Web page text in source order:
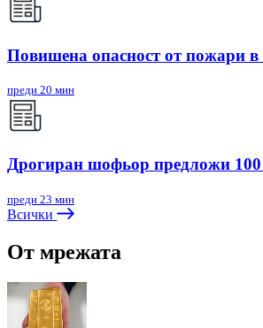
Повишена опасност от пожари в
преди 20 мин
Дрогиран шофьор предложи
преди 23 мин
Всички
От мрежата